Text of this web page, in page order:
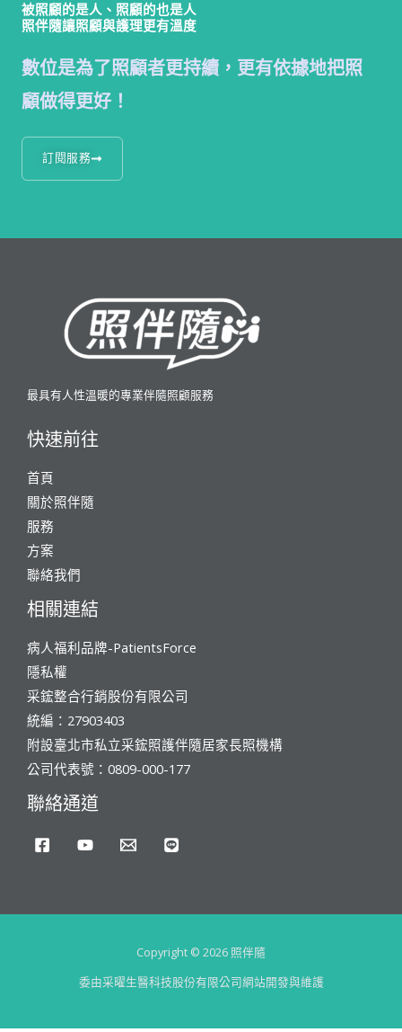
被照顧的是人、照顧的也是人
照伴隨讓照顧與護理更有溫度
數位是為了照顧者更持續，更有依據地把照
顧做得更好！
訂閱服務
最具有人性溫暖的專業伴隨照顧服務
快速前往
首頁
關於照伴隨
服務
方案
聯絡我們
相關連結
病人福利品牌-PatientsForce
隱私權
采鋐整合行銷股份有限公司
統編：27903403
附設臺北市私立采鋐照護伴隨居家長照機構
公司代表號：0809-000-177
聯絡通道
Copyright © 2026 照伴隨
委由采曜生醫科技股份有限公司網站開發與維護